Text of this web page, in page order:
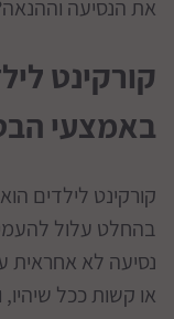
את הנסיעה
קורקינט
באמצעי
קורקינט לילדים
בהחלט עלול
נסיעה לא אחראית
או קשות ככל